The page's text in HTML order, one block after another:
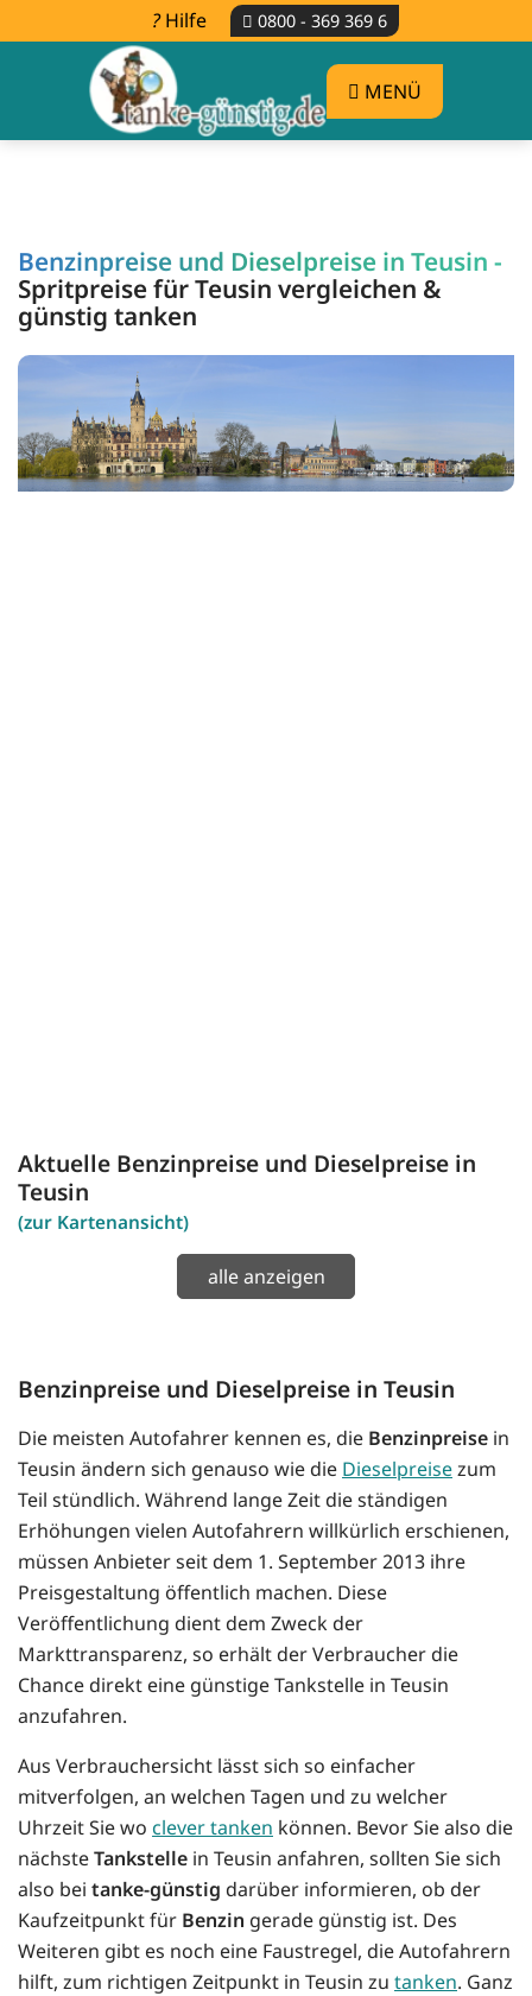
Hilfe 0800 - 369 369 6
MENÜ
Benzinpreise und Dieselpreise in Teusin -
Spritpreise für Teusin vergleichen &
günstig tanken
Aktuelle Benzinpreise und Dieselpreise in
Teusin
(zur Kartenansicht)
alle anzeigen
Benzinpreise und Dieselpreise in Teusin
Die meisten Autofahrer kennen es, die Benzinpreise in
Teusin ändern sich genauso wie die Dieselpreisezum
Teil stündlich. Während lange Zeit die ständigen
Erhöhungen vielen Autofahrern willkürlich erschienen,
müssen Anbieter seit dem 1. September 2013 ihre
Preisgestaltung öffentlich machen. Diese
Veröffentlichung dient dem Zweck der
Markttransparenz, so erhält der Verbraucher die
Chance direkt eine günstige Tankstelle in Teusin
anzufahren.
Aus Verbrauchersicht lässt sich so einfacher
mitverfolgen, an welchen Tagen und zu welcher
Uhrzeit Sie wo clever tanken können. Bevor Sie also die
nächsteTankstelle in Teusin anfahren, sollten Sie sich
also bei tanke-günstig darüber informieren, ob der
Kaufzeitpunkt für Benzin gerade günstig ist. Des
Weiteren gibt es noch eine Faustregel, die Autofahrern
hilft, zum richtigen Zeitpunkt in Teusin zu tanken. Ganz